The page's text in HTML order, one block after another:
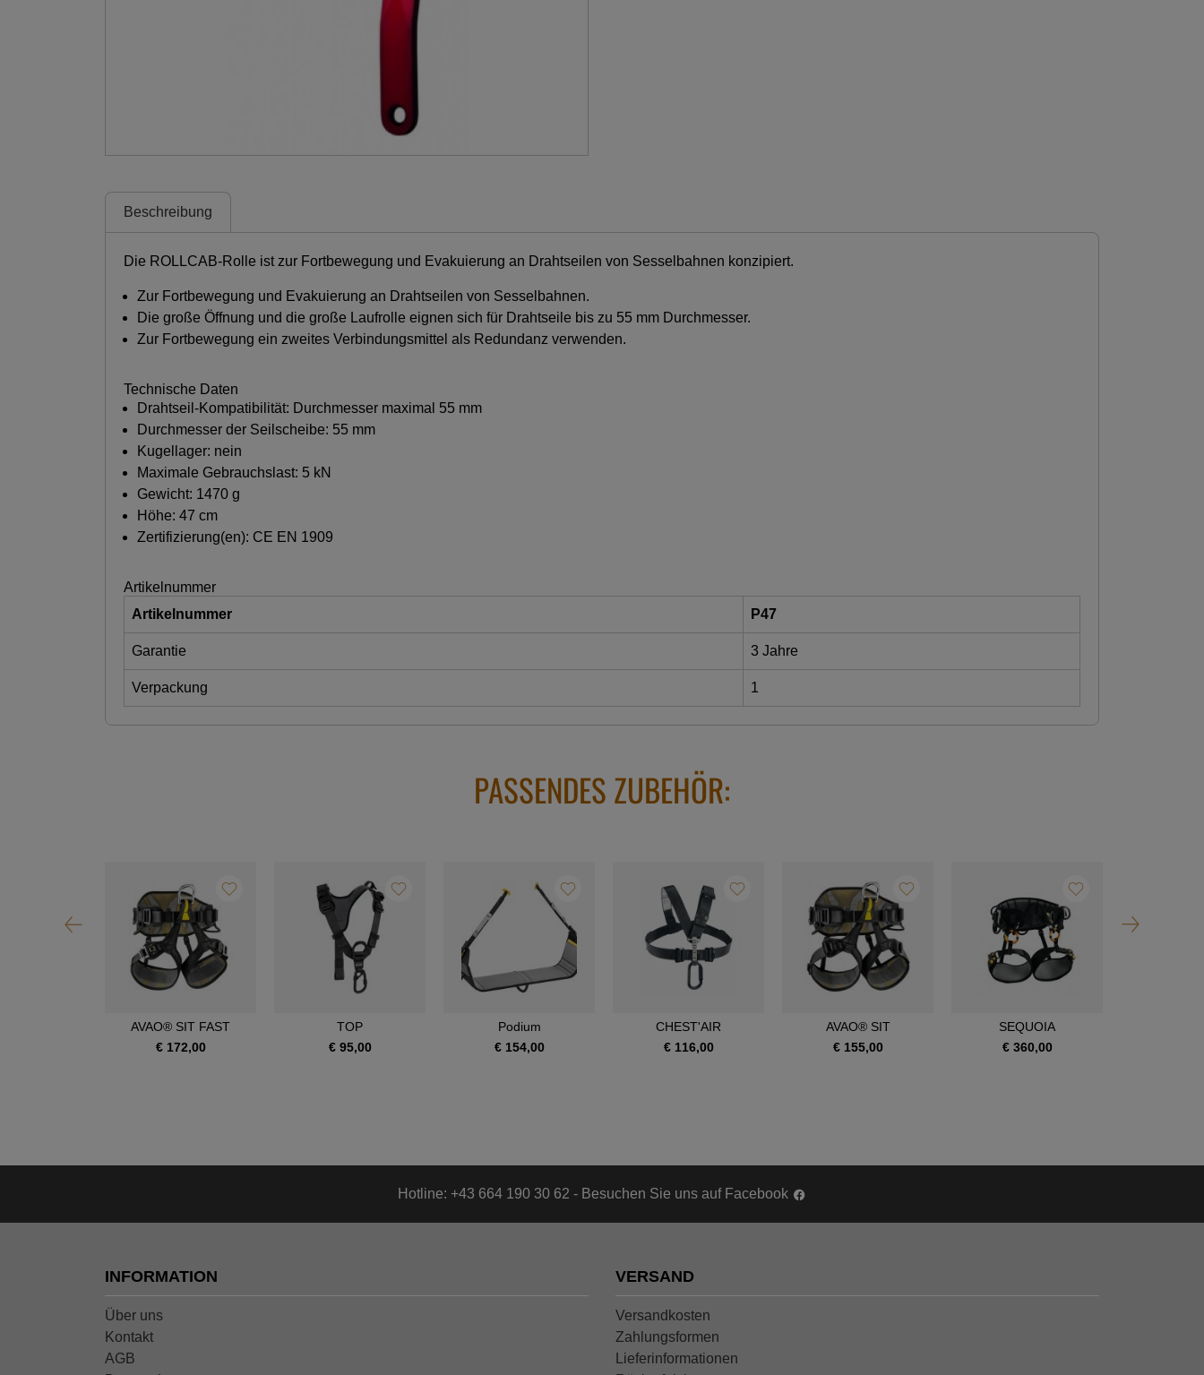
Beschreibung
Die ROLLCAB-Rolle ist zur Fortbewegung und Evakuierung an Drahtseilen von Sesselbahnen konzipiert.
Zur Fortbewegung und Evakuierung an Drahtseilen von Sesselbahnen.
Die große Öffnung und die große Laufrolle eignen sich für Drahtseile bis zu 55 mm Durchmesser.
Zur Fortbewegung ein zweites Verbindungsmittel als Redundanz verwenden.
Technische Daten
Drahtseil-Kompatibilität: Durchmesser maximal 55 mm
Durchmesser der Seilscheibe: 55 mm
Kugellager: nein
Maximale Gebrauchslast: 5 kN
Gewicht: 1470 g
Höhe: 47 cm
Zertifizierung(en): CE EN 1909
Artikelnummer
Artikelnummer
P47
Garantie 3 Jahre
Verpackung 1
PASSENDES ZUBEHÖR:
AVAO® SIT FAST
€ 172,00
TOP
€ 95,00
Podium
€ 154,00
CHEST'AIR
€ 116,00
AVAO® SIT
€ 155,00
SEQUOIA
€ 360,00
Hotline: +43 664 190 30 62 - Besuchen Sie uns auf Facebook
INFORMATION
Über uns
Kontakt
AGB
VERSAND
Versandkosten
Zahlungsformen
Lieferinformationen